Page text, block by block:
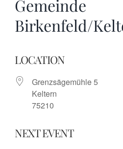
Gemeinde
Birkenfeld/
LOCATION
Grenzsägemühle 5
Keltern
75210
NEXT EVENT